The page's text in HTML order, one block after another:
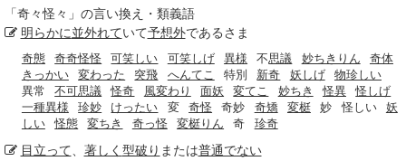
「奇々怪々 」の言い換え・類義語
明らかに並外れていて予想外であるさま
奇態 奇奇怪怪 可笑しい 可笑しげ 異様 不思議 妙ちきりん
奇体
きっかい
変わった 突飛 へんてこ 特別 新奇 妖しげ
物珍しい
異常
不可思議 怪奇 風変わり 面妖 変てこ 妙ちき 怪異
怪しげ
一種異様
珍妙 けったい 変 奇怪 奇妙 奇矯 変梃 妙 怪しい
妖
しい
怪態 変ちき 奇っ怪 変梃りん 奇 珍奇
目立って 著しく 型破り または普通でない